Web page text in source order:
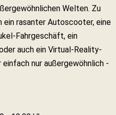
Welten. Zu
ein rasanter Autoscooter, eine
Fahrgeschäft, ein
auch ein Virtual-Reality-
nur außergewöhnlich -